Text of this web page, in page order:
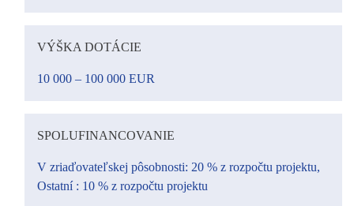
VÝŠKA DOTÁCIE
10 000 – 100 000 EUR
SPOLUFINANCOVANIE
V zriaďovateľskej pôsobnosti: 20 % z rozpočtu projektu,
Ostatní : 10 % z rozpočtu projektu